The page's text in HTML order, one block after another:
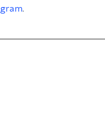
.